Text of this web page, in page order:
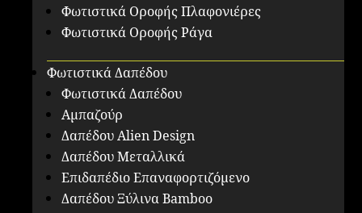
Φωτιστικά Οροφής Πλαφονιέρες
Φωτιστικά Οροφής Ράγα
Φωτιστικά Δαπέδου
Φωτιστικά Δαπέδου
Αμπαζούρ
Δαπέδου Alien Design
Δαπέδου Μεταλλικά
Επιδαπέδιο Επαναφορτιζόμενο
Δαπέδου Ξύλινα Bamboo